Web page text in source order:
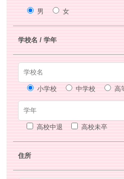
男 女
学校名 / 学年
小学校 中学校 高
高校中退 高校未卒
住所